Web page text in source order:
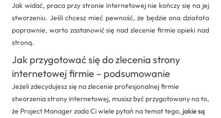
Jak widać, praca przy stronie internetowej nie kończy się na jej
stworzeniu. Jeśli chcesz mieć pewność, że będzie ona działała
poprawnie, warto zastanowić się nad zlecenie firmie opieki nad
stroną.
Jak przygotować się do zlecenia strony
internetowej firmie – podsumowanie
Jeżeli zdecydujesz się na zlecenie profesjonalnej firmie
stworzenia strony internetowej, musisz być przygotowany na to,
że Project Manager zada Ci wiele pytań na temat tego, jakie są